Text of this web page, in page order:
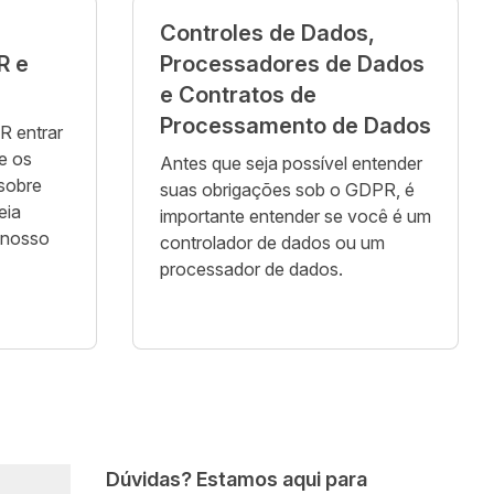
e
entrar
os
Controles de Dados,
Processadores de Dados
e Contratos de
Processamento de Dados
Antes que seja possível entender
suas obrigações sob o GDPR, é
importante entender se você é um
controlador de dados ou um
processador de dados.
Dúvidas? Estamos aqui para